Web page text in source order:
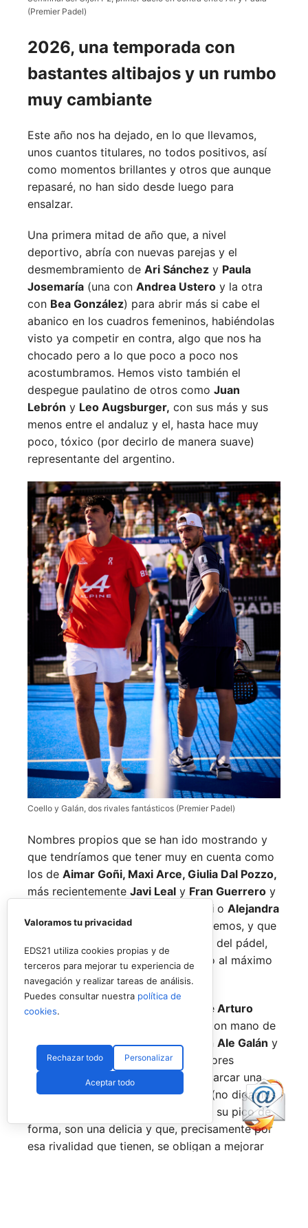
(Premier Padel)
2026, una temporada con
bastantes altibajos y un rumbo
muy cambiante
Este año nos ha dejado, en lo que llevamos,
unos cuantos titulares, no todos positivos, así
como momentos brillantes y otros que aunque
repasaré, no han sido desde luego para
ensalzar.
Una primera mitad de año que, a nivel
deportivo, abría con nuevas parejas y el
desmembramiento de Ari Sánchez y Paula
Josemaría (una con Andrea Ustero y la otra
con Bea González) para abrir más si cabe el
abanico en los cuadros femeninos, habiéndolas
visto ya competir en contra, algo que nos ha
chocado pero a lo que poco a poco nos
acostumbramos. Hemos visto también el
despegue paulatino de otros como Juan
Lebrón y Leo Augsburger, con sus más y sus
menos entre el andaluz y el, hasta hace muy
poco, tóxico (por decirlo de manera suave)
representante del argentino.
Coello y Galán, dos rivales fantásticos (Premier Padel)
Nombres propios que se han ido mostrando y
que tendríamos que tener muy en cuenta como
los de Aimar Goñi, Maxi Arce, Giulia Dal Pozzo,
más recientemente Javi Leal y Fran Guerrero y
Miguel Lamperti o Alejandra
Salazar,a los que siempre recordaremos, y que
están en su etapa más «disfrutona» del pádel,
pensando más en vivir cada partido al máximo
que en los puntos o los títulos.
No por ello hemos de olvidarnos de Arturo
que rigen con mano de
hierro el circuito pero que tienen en Ale Galán y
Fede Chingottoa dos competidores
sublimes. Dos parejas llamadas a marcar una
época por lo difícil que es jugarles (no digamos
ya ganarles) y que cuando están en su pico de
forma, son una delicia y que, precisamente por
esa rivalidad que tienen, se obligan a mejorar
Valoramos tu privacidad
EDS21 utiliza cookies propias y de
terceros para mejorar tu experiencia de
navegación y realizar tareas de análisis.
Puedes consultar nuestra política de
cookies.
Rechazar todo Personalizar
Aceptar todo